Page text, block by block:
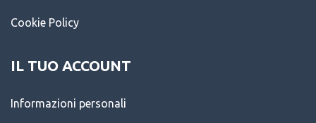
Cookie Policy
IL TUO ACCOUNT
Informazioni personali